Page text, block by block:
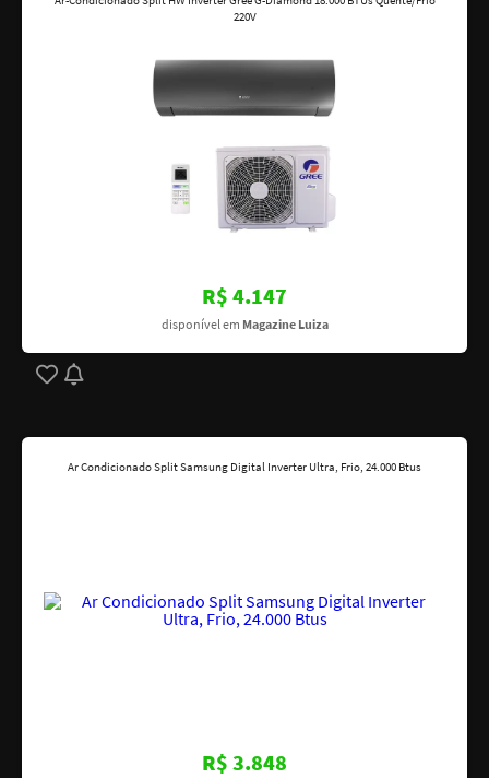
220V
R$ 4.147
disponível em Magazine Luiza
Ar Condicionado Split Samsung Digital Inverter Ultra, Frio, 24.000 Btus
R$ 3.848